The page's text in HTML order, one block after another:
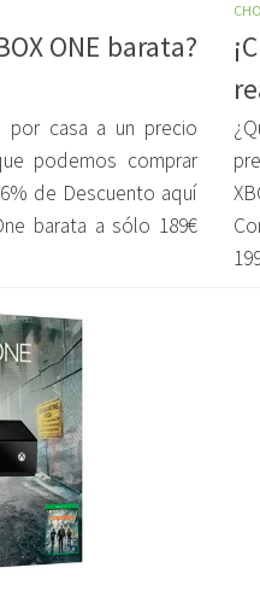
ONE barata?
por casa a un precio
podemos comprar
de Descuento aquí
barata a sólo 189€